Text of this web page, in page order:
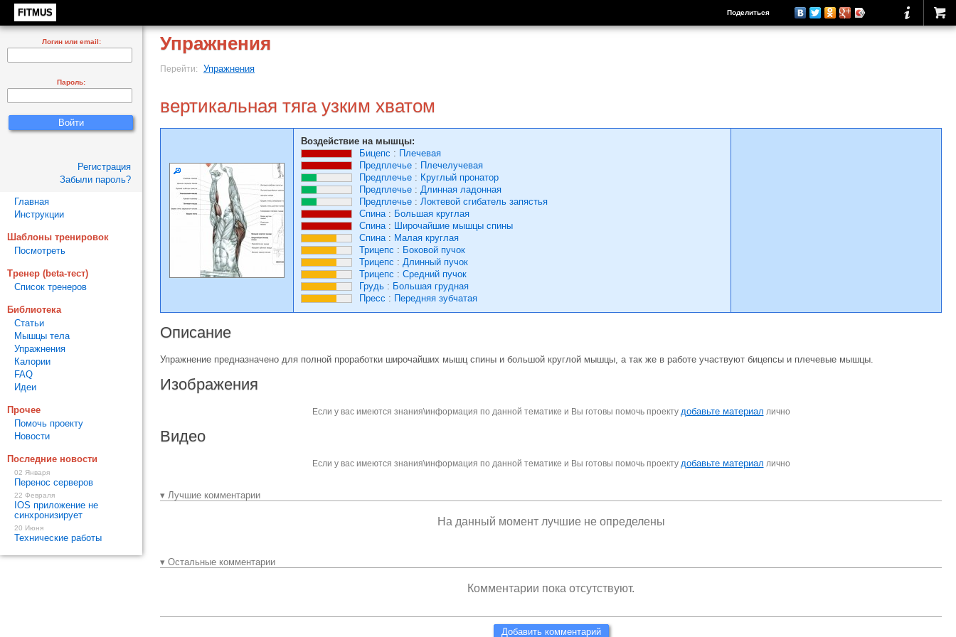
FITMUS Поделиться
Упражнения
Перейти: Упражнения
вертикальная тяга узким хватом
Воздействие на мышцы:
Бицепс : Плечевая
Предплечье : Плечелучевая
Предплечье : Круглый пронатор
Предплечье : Длинная ладонная
Предплечье : Локтевой сгибатель запястья
Спина: Большая круглая
Спина: Широчайшие мышцы спины
Спина: Малая круглая
Трицепс : Боковой пучок
Трицепс : Длинный пучок
Трицепс : Средний пучок
Грудь : Большая грудная
Пресс : Передняя зубчатая
Описание
Упражнение предназначено для полной проработки широчайших мышц спины и большой круглой мышцы, а так же в работе участвуют бицепсы и плечевые мышцы.
Изображения
Если у вас имеются знания\информация по данной тематике и Вы готовы помочь проекту добавьте материал лично
Видео
Если у вас имеются знания\информация по данной тематике и Вы готовы помочь проекту добавьте материал лично
▾ Лучшие комментарии
На данный момент лучшие не определены
▾ Остальные комментарии
Комментарии пока отсутствуют.
Добавить комментарий
Логин или email:
Пароль:
Регистрация
Забыли пароль?
Главная
Инструкции
Шаблоны тренировок
Посмотреть
Тренер (beta-тест)
Список тренеров
Библиотека
Статьи
Мышцы тела
Упражнения
Калории
FAQ
Идеи
Прочее
Помочь проекту
Новости
Последние новости
02 Января
Перенос серверов
22 Февраля
IOS приложение не
синхронизирует
20 Июня
Технические работы